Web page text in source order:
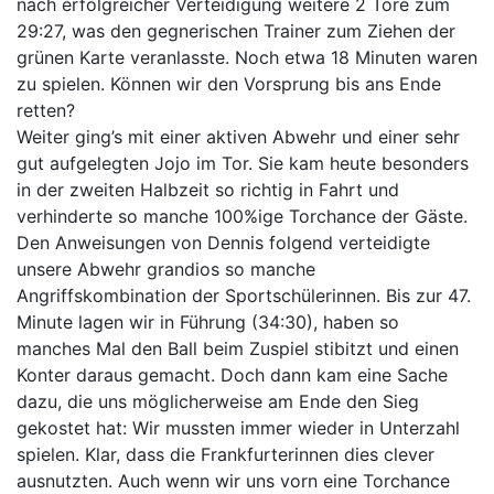
nach erfolgreicher Verteidigung weitere 2 Tore zum
29:27, was den gegnerischen Trainer zum Ziehen der
grünen Karte veranlasste. Noch etwa 18 Minuten waren
zu spielen. Können wir den Vorsprung bis ans Ende
retten?
Weiter ging’s mit einer aktiven Abwehr und einer sehr
gut aufgelegten Jojo im Tor. Sie kam heute besonders
in der zweiten Halbzeit so richtig in Fahrt und
verhinderte so manche 100%ige Torchance der Gäste.
Den Anweisungen von Dennis folgend verteidigte
unsere Abwehr grandios so manche
Angriffskombination der Sportschülerinnen. Bis zur 47.
Minute lagen wir in Führung (34:30), haben so
manches Mal den Ball beim Zuspiel stibitzt und einen
Konter daraus gemacht. Doch dann kam eine Sache
dazu, die uns möglicherweise am Ende den Sieg
gekostet hat: Wir mussten immer wieder in Unterzahl
spielen. Klar, dass die Frankfurterinnen dies clever
ausnutzten. Auch wenn wir uns vorn eine Torchance